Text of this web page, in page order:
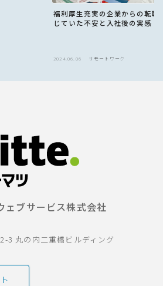
福利厚生充実の企業からの転職
じていた不安と入社後の実感
2024.06.06 リモートワーク
ェブサービス株式会社
3 丸の内二重橋ビルディング